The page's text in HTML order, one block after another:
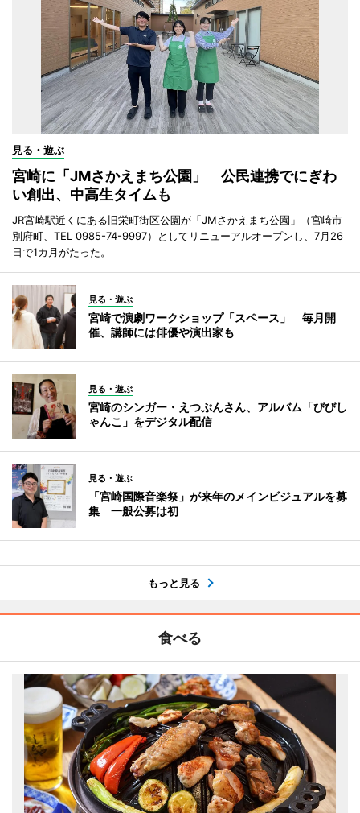
見る・遊ぶ
宮崎に「JMさかえまち公園」 公民連携でにぎわ
い創出、中高生タイムも
JR宮崎駅近くにある旧栄町街区公園が「JMさかえまち公園」（宮崎市
別府町、TEL 0985-74-9997）としてリニューアルオープンし、7月26
日で1カ月がたった。
見る・遊ぶ
宮崎で演劇ワークショップ「スペース」 毎月開
催、講師には俳優や演出家も
見る・遊ぶ
宮崎のシンガー・えつぷんさん、アルバム「びびし
ゃんこ」をデジタル配信
見る・遊ぶ
「宮崎国際音楽祭」が来年のメインビジュアルを募
集 一般公募は初
もっと見る
食べる